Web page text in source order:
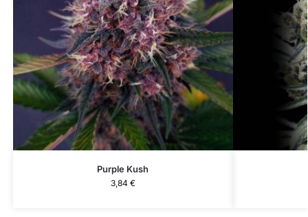
Purple Kush
3,84 €